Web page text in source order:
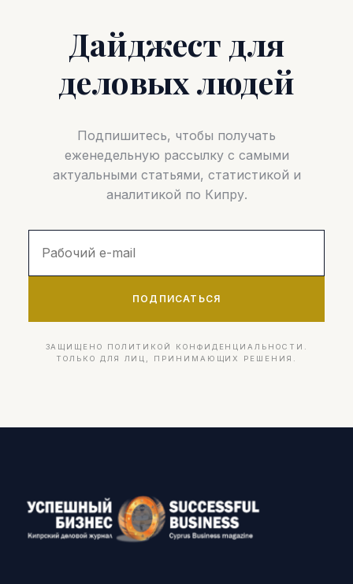
Дайджест для
деловых людей
Подпишитесь, чтобы получать
еженедельную рассылку с самыми
актуальными статьями, статистикой и
аналитикой по Кипру.
ПОДПИСАТЬСЯ
ЗАЩИЩЕНО ПОЛИТИКОЙ КОНФИДЕНЦИАЛЬНОСТИ.
ТОЛЬКО ДЛЯ ЛИЦ, ПРИНИМАЮЩИХ РЕШЕНИЯ.